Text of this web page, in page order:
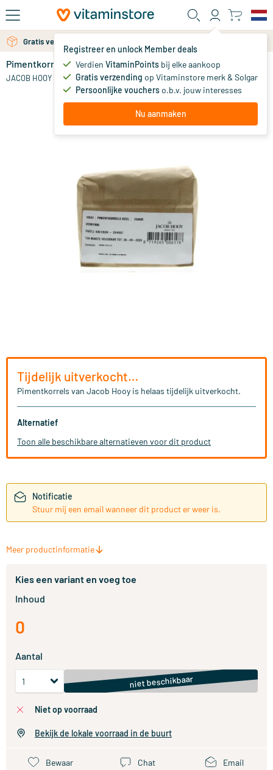
Ga naar de hoofdinhoud
Registreer en unlock Member deals
Verdien VitaminPoints bij elke aankoop
Gratis verzending op Vitaminstore merk & Solgar
Persoonlijke voucherso.b.v. jouw interesses
Nu aanmaken
Gratis verzending vanaf 25 euro
Gratis persoonlijk advies via chat of email
Pimentkorrels
JACOB HOOY
Tijdelijk uitverkocht…
Pimentkorrels van Jacob Hooy is helaas tijdelijk uitverkocht.
Alternatief
Toon alle beschikbare alternatieven voor dit product
Notificatie
Stuur mij een email wanneer dit product er weer is.
Meer productinformatie
Kies een variant en voeg toe
Inhoud
0
Aantal
niet beschikbaar
niet op voorraad
Bekijk de lokale voorraad in de buurt
Bewaar Chat Email